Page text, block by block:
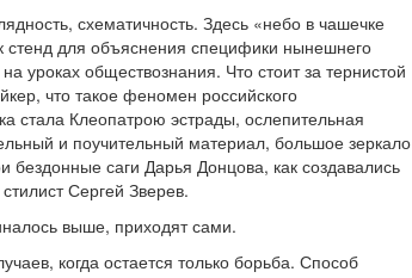
схематичность. Здесь «небо в чашечке
стенд для объяснения специфики нынешнего
уроках обществознания. Что стоит за тернистой
что такое феномен российского
стала Клеопатрою эстрады, ослепительная
и поучительный материал, большое зеркало
саги Дарья Донцова, как создавались
Сергей Зверев.
выше, приходят сами.
когда остается только борьба. Способ